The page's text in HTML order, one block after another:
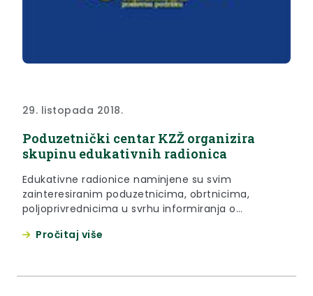
29. listopada 2018.
Poduzetnički centar KZŽ organizira
skupinu edukativnih radionica
Edukativne radionice naminjene su svim
zainteresiranim poduzetnicima, obrtnicima,
poljoprivrednicima u svrhu informiranja o
izradi web stranica te trade marketingu i distribuciji
Pročitaj više